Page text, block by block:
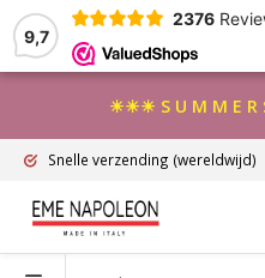
9,7
2376
☀☀☀ S U M M E R
Snelle verzending (wereldwijd)